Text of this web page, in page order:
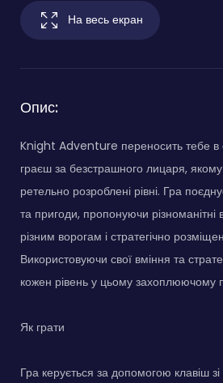
На весь екран
Опис:
Knight Adventure переносить тебе в
граєш за безстрашного лицаря,
ретельно розроблені рівні. Гра
та пригоди, пропонуючи різноманітні
різним ворогам і стратегічно
Використовуючи свої вміння та
кожен рівень у цьому захоплюючому
Як грати
Гра керується за допомогою клавіш зі